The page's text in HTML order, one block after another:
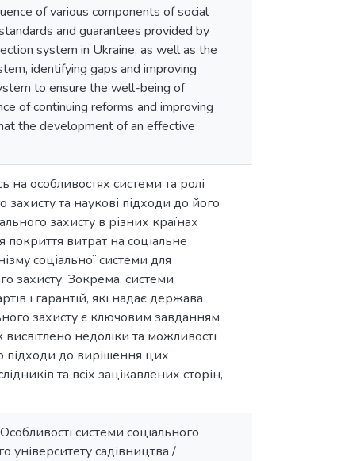
of various components of social
and guarantees provided by
system in Ukraine, as well as the
identifying gaps and improving
to ensure the well-being of
of continuing reforms and improving
the development of an effective
на особливостях системи та ролі
та наукові підходи до його
захисту в різних країнах
витрат на соціальне
соціальної системи для
захисту. Зокрема, системи
і гарантій, які надає держава
захисту є ключовим завданням
висвітлено недоліки та можливості
підходи до вирішення цих
та всіх зацікавлених сторін,
системи соціального
університету садівництва /